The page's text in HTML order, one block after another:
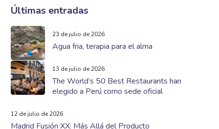
Últimas entradas
23 de julio de 2026
Agua fria, terapia para el alma
13 de julio de 2026
The World’s 50 Best Restaurants han
elegido a Perú como sede oficial
12 de julio de 2026
Madrid Fusión XX: Más Allá del Producto